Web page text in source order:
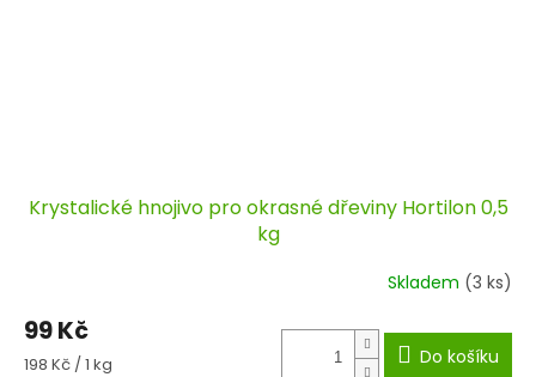
Krystalické hnojivo pro okrasné dřeviny Hortilon 0,5
kg
Skladem (3 ks)
99 Kč
Měrná
198 Kč / 1 kg Do košíku